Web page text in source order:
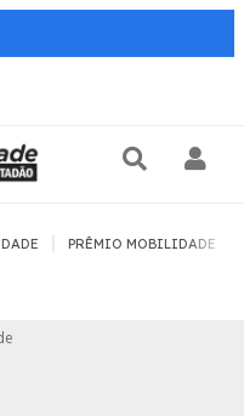
PRÊMIO MOBILIDADE